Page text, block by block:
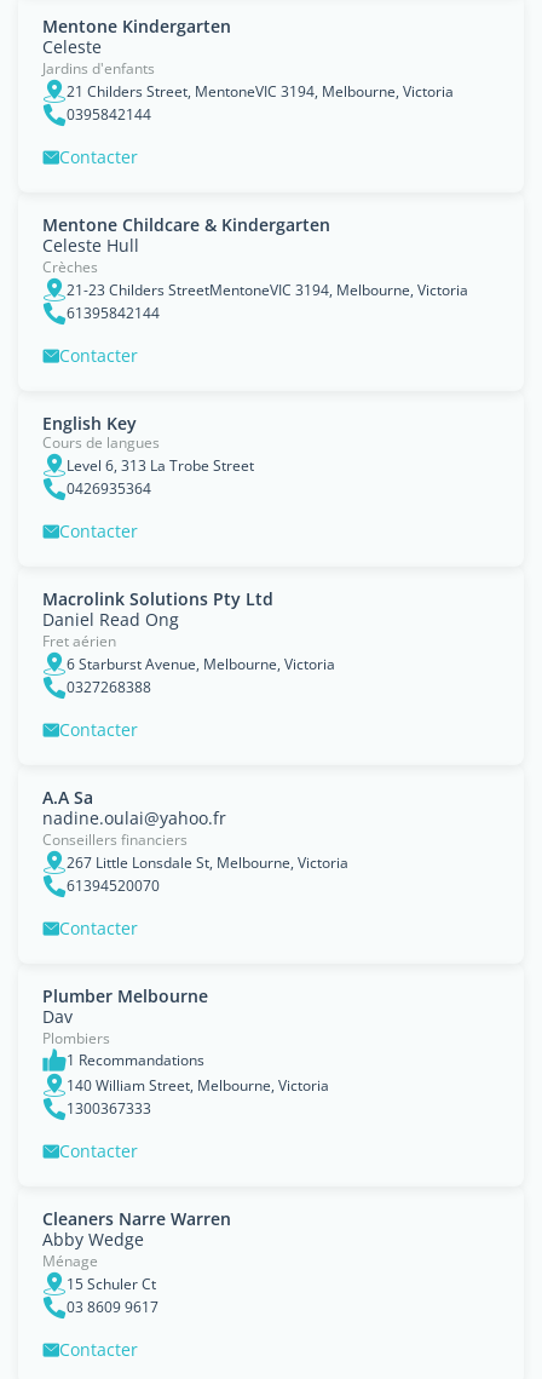
Mentone Kindergarten
Celeste
Jardins d'enfants
21 Childers Street, MentoneVIC 3194, Melbourne, Victoria
0395842144
Contacter
Mentone Childcare & Kindergarten
Celeste Hull
Crèches
21-23 Childers StreetMentoneVIC 3194, Melbourne, Victoria
61395842144
Contacter
English Key
Cours de langues
Level 6, 313 La Trobe Street
0426935364
Contacter
Macrolink Solutions Pty Ltd
Daniel Read Ong
Fret aérien
6 Starburst Avenue, Melbourne, Victoria
0327268388
Contacter
A.A Sa
nadine.oulai@yahoo.fr
Conseillers financiers
267 Little Lonsdale St, Melbourne, Victoria
61394520070
Contacter
Plumber Melbourne
Dav
Plombiers
1 Recommandations
140 William Street, Melbourne, Victoria
1300367333
Contacter
Cleaners Narre Warren
Abby Wedge
Ménage
15 Schuler Ct
03 8609 9617
Contacter